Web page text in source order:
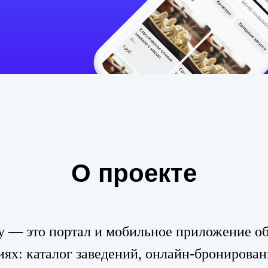
О проекте
— это портал и мобильное приложение
каталог заведений, онлайн-